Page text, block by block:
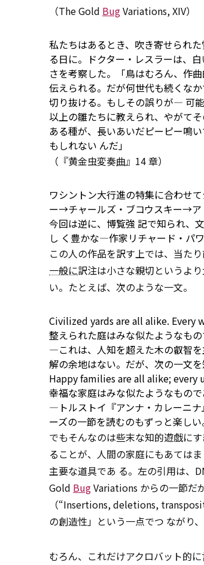
（The Gold BugVariations, XIV）
私たちはあるとき、吹き寄せられ
る日に。ドクター・レスラーは、
さを考察した。「鳥はむろん、作
伝えられる。だが何世代も続くな
切り抜ける。もしその誤りが― 可
以上の雛たちに教えられ、やがて
ある種が、長いあいだピーピー鳴
もしれない んだ」
（『黄金虫変奏曲』14 章）
ワシントン大行進の特集に合わせ
ー→チャールズ・ブコウスキー→ア
今回は逆に、博覧強 記で知られ、
し く豊かな―作家リチャード・パワ
この人の作品を訳す上では、当た
一般に訳注は小さな親切というよ
い。たとえば、次のような一文。
Civilized yards are all alike. Every
整えられた庭はみな似たようなも
―これは、人知を超えた木の叡智
解の余地はない。だが、次の一文
Happy families are all alike; every
幸福な家庭はみな似たようなもの
―トルストイ『アンナ・カレーニ
ーズの一節を読むのもずっと楽し
でもそんなのは些末な知的遊戯に
ることが、人間の家庭にもあては
主要な道具であ る。左の引用は、
Gold BugVariations からの一節だ
（“Insertions, deletions,
の創造性」という一点でつ ながり
むろん、これだけアクロバット的